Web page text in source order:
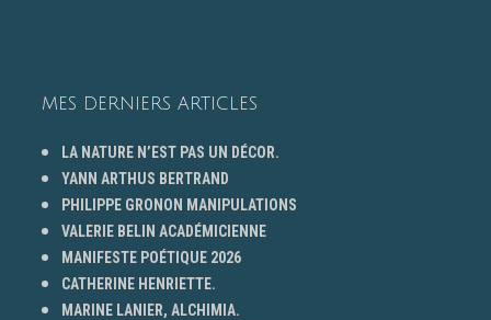
MES DERNIERS ARTICLES
LA NATURE N’EST PAS UN DÉCOR.
YANN ARTHUS BERTRAND
PHILIPPE GRONON MANIPULATIONS
VALERIE BELIN ACADÉMICIENNE
MANIFESTE POÉTIQUE 2026
CATHERINE HENRIETTE.
MARINE LANIER, ALCHIMIA.